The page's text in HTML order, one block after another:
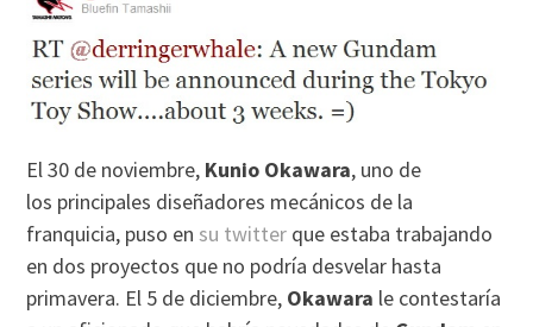
El 30 de noviembre, Kunio Okawara, uno de
los principales diseñadores mecánicos de la
franquicia, puso en su twitter que estaba trabajando
en dos proyectos que no podría desvelar hasta
primavera. El 5 de diciembre, Okawara le contestaría